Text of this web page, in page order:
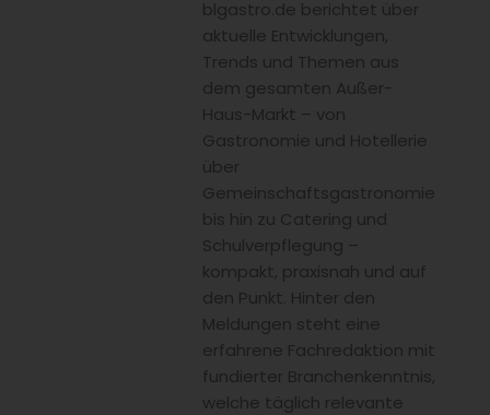
blgastro.de berichtet über
aktuelle Entwicklungen,
Trends und Themen aus
dem gesamten Außer-
Haus-Markt – von
Gastronomie und Hotellerie
über
Gemeinschaftsgastronomie
bis hin zu Catering und
Schulverpflegung –
kompakt, praxisnah und auf
den Punkt. Hinter den
Meldungen steht eine
erfahrene Fachredaktion mit
fundierter Branchenkenntnis,
welche täglich relevante